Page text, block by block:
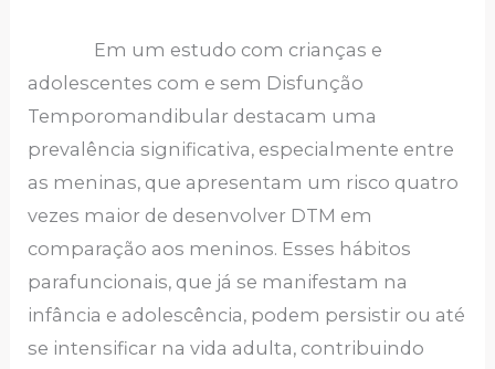
Em um estudo com crianças e
adolescentes com e sem Disfunção
Temporomandibular destacam uma
prevalência significativa, especialmente entre
as meninas, que apresentam um risco quatro
vezes maior de desenvolver DTM em
comparação aos meninos. Esses hábitos
parafuncionais, que já se manifestam na
infância e adolescência, podem persistir ou até
se intensificar na vida adulta, contribuindo